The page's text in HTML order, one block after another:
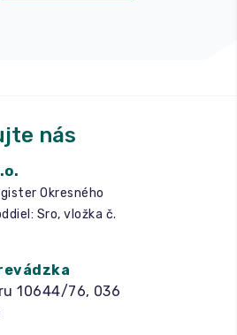
nás
Okresného
Sro, vložka č.
10644/76, 036